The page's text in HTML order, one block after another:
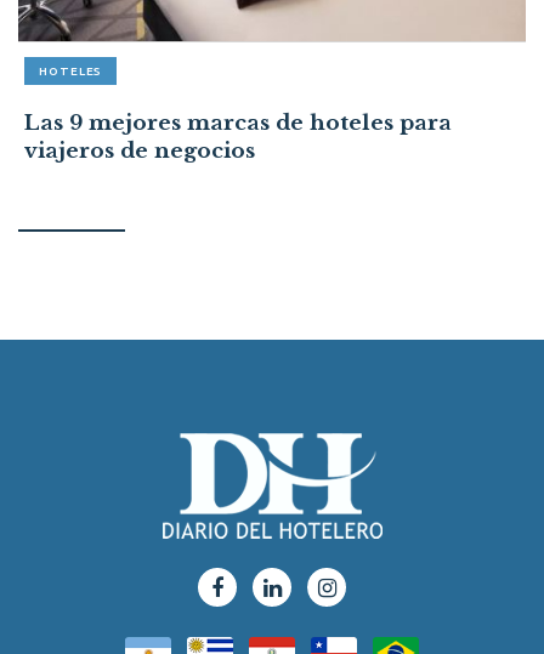
HOTELES
Las 9 mejores marcas de hoteles para
viajeros de negocios